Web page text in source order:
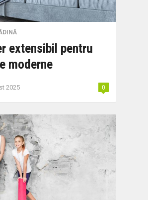
extensibil pentru
moderne
2025 0